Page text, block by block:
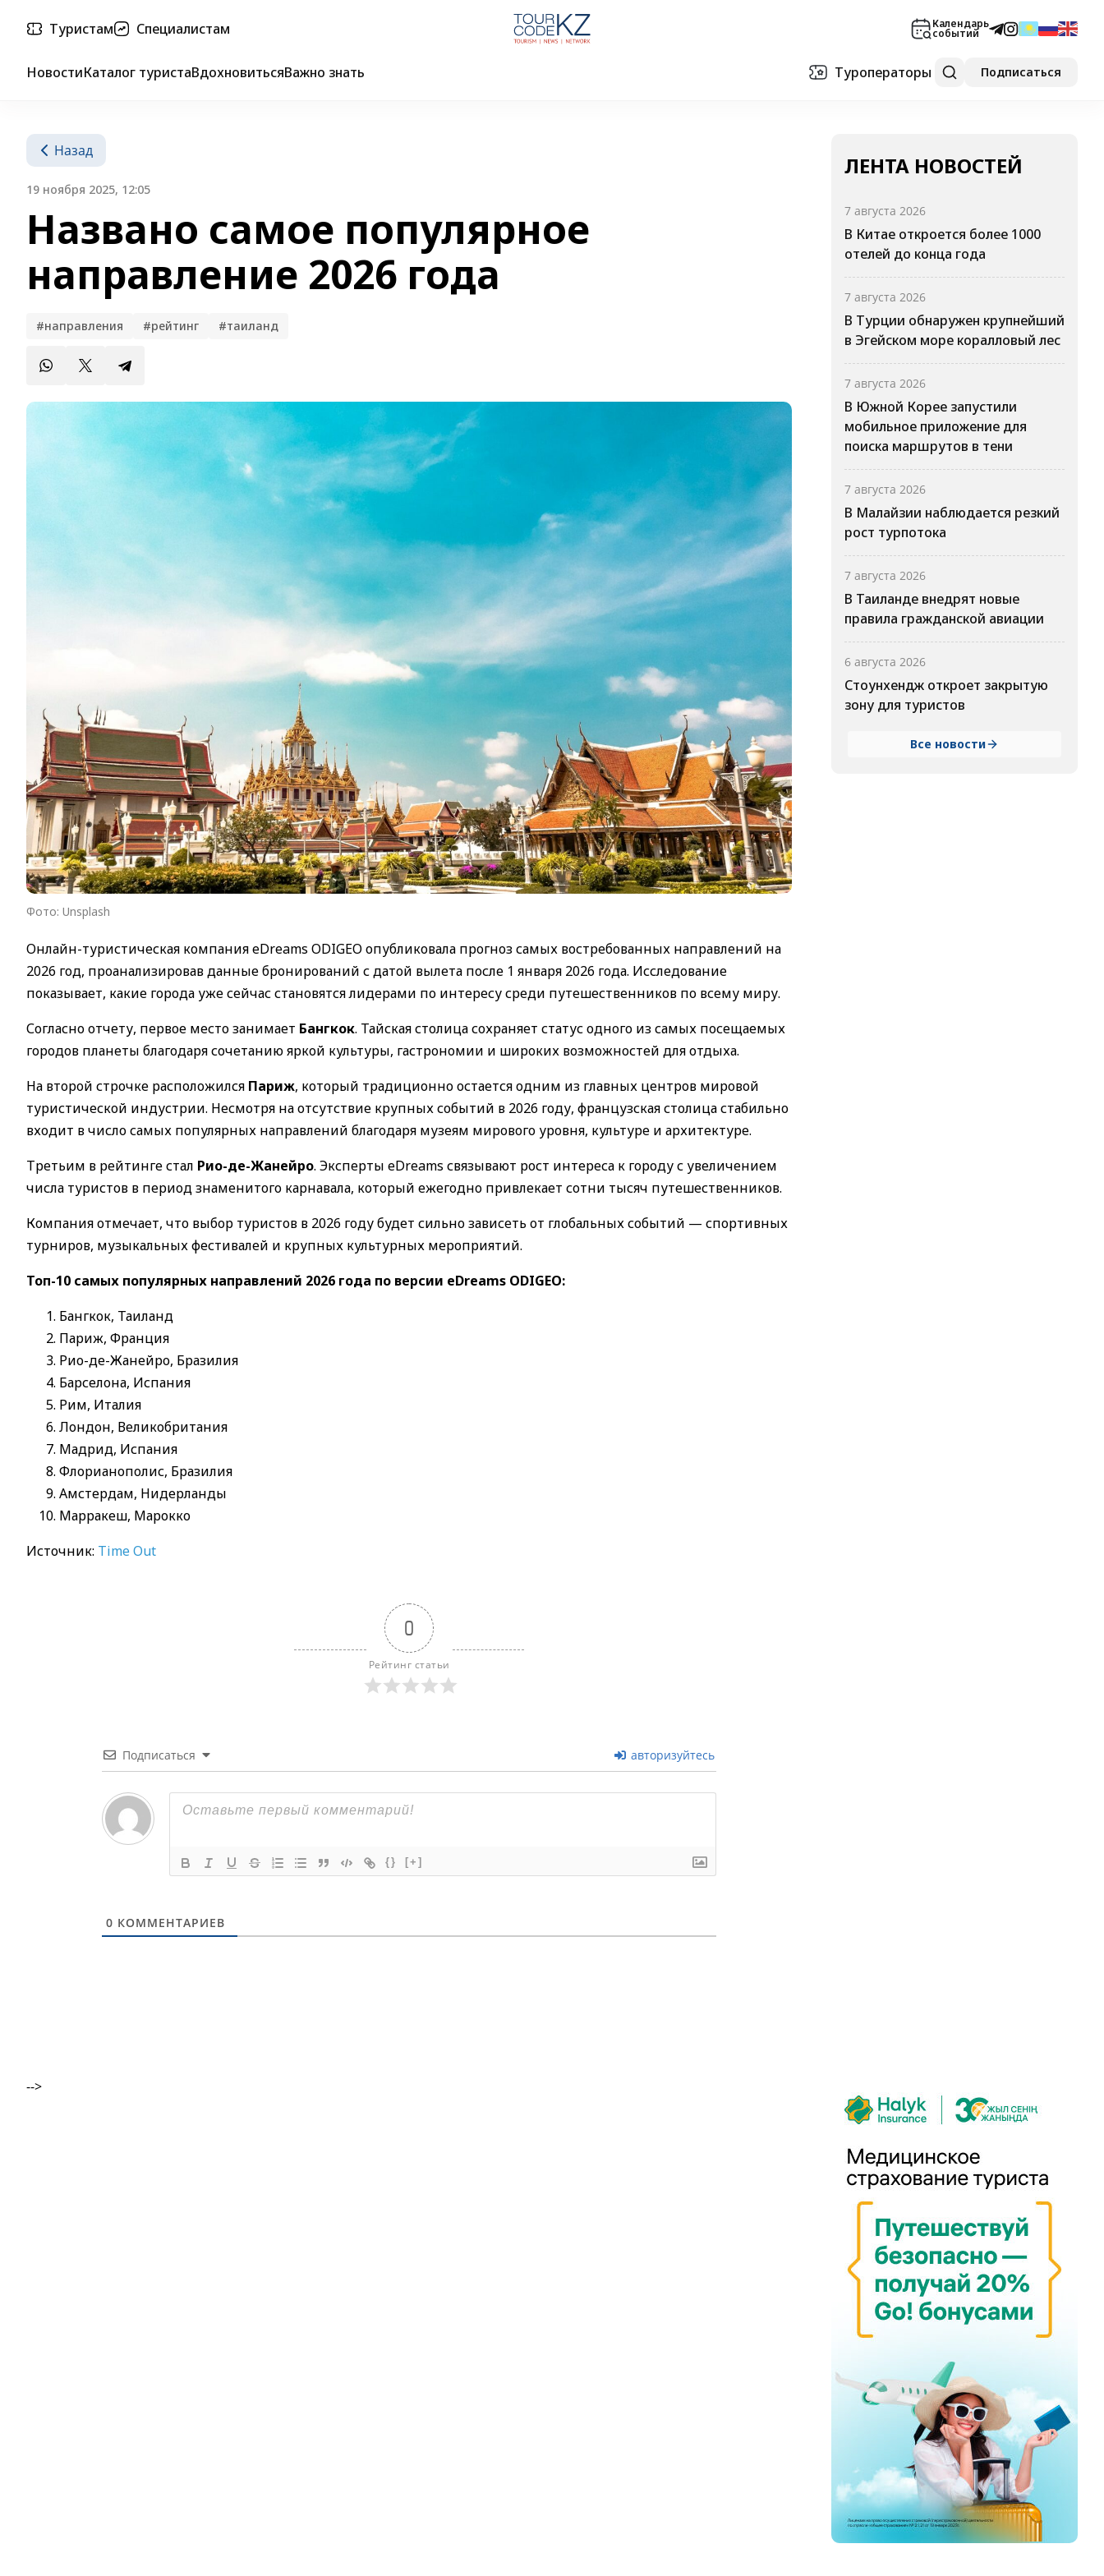
Туристам Специалистам Календарь
событий
НовостиКаталог туристаВдохновитьсяВажно знать Туроператоры Подписаться
Назад
19 ноября 2025, 12:05
Названо самое популярное
направление 2026 года
#направления #рейтинг #таиланд
Фото: Unsplash
Онлайн-туристическая компания eDreams ODIGEO опубликовала прогноз самых востребованных направлений на
2026 год, проанализировав данные бронирований с датой вылета после 1 января 2026 года. Исследование
показывает, какие города уже сейчас становятся лидерами по интересу среди путешественников по всему миру.
Согласно отчету, первое место занимает Бангкок. Тайская столица сохраняет статус одного из самых посещаемых
городов планеты благодаря сочетанию яркой культуры, гастрономии и широких возможностей для отдыха.
На второй строчке расположился Париж, который традиционно остается одним из главных центров мировой
туристической индустрии. Несмотря на отсутствие крупных событий в 2026 году, французская столица стабильно
входит в число самых популярных направлений благодаря музеям мирового уровня, культуре и архитектуре.
Третьим в рейтинге стал Рио-де-Жанейро. Эксперты eDreams связывают рост интереса к городу с увеличением
числа туристов в период знаменитого карнавала, который ежегодно привлекает сотни тысяч путешественников.
Компания отмечает, что выбор туристов в 2026 году будет сильно зависеть от глобальных событий — спортивных
турниров, музыкальных фестивалей и крупных культурных мероприятий.
Топ-10 самых популярных направлений 2026 года по версии eDreams ODIGEO:
Бангкок, Таиланд
Париж, Франция
Рио-де-Жанейро, Бразилия
Барселона, Испания
Рим, Италия
Лондон, Великобритания
Мадрид, Испания
Флорианополис, Бразилия
Амстердам, Нидерланды
Марракеш, Марокко
Источник: Time Out
0
Рейтинг статьи
Подписаться авторизуйтесь
{} [+]
0 КОММЕНТАРИЕВ
ЛЕНТА НОВОСТЕЙ
7 августа 2026
В Китае откроется более 1000
отелей до конца года
7 августа 2026
В Турции обнаружен крупнейший
в Эгейском море коралловый лес
7 августа 2026
В Южной Корее запустили
мобильное приложение для
поиска маршрутов в тени
7 августа 2026
В Малайзии наблюдается резкий
рост турпотока
7 августа 2026
В Таиланде внедрят новые
правила гражданской авиации
6 августа 2026
Стоунхендж откроет закрытую
зону для туристов
Все новости
-->